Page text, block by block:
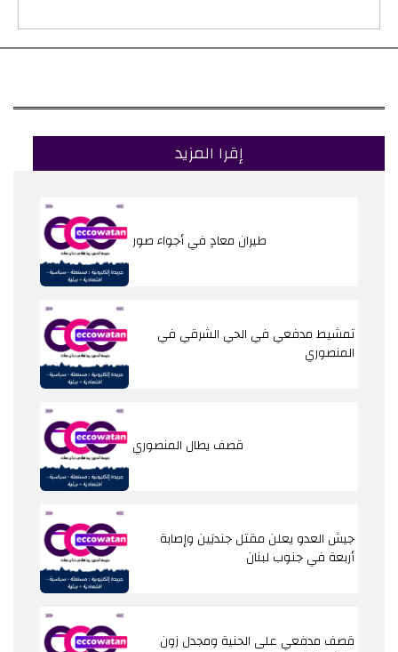
إقرا المزيد
طيران معادٍ في أجواء صور
تمشيط مدفعي في الحي الشرقي في
المنصوري
قصف يطال المنصوري
جيش العدو يعلن مقتل جنديَين وإصابة
أربعة في جنوب لبنان
قصف مدفعي على الحنية ومجدل زون